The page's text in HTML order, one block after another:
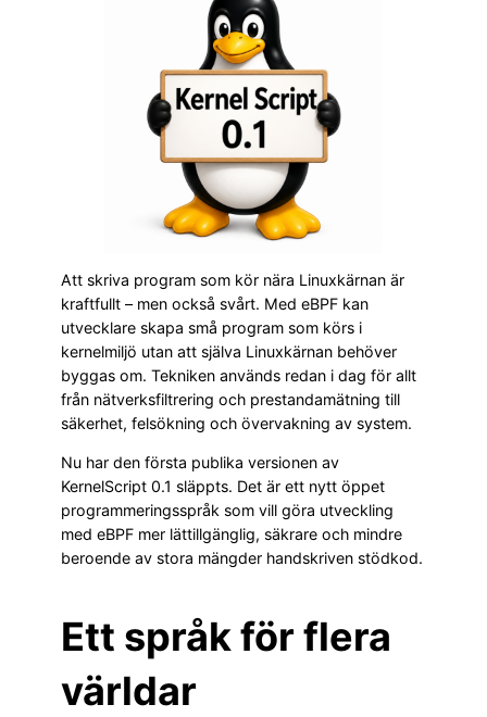
Att skriva program som kör nära Linuxkärnan är
kraftfullt – men också svårt. Med eBPF kan
utvecklare skapa små program som körs i
kernelmiljö utan att själva Linuxkärnan behöver
byggas om. Tekniken används redan i dag för allt
från nätverksfiltrering och prestandamätning till
säkerhet, felsökning och övervakning av system.
Nu har den första publika versionen av
KernelScript 0.1 släppts. Det är ett nytt öppet
programmeringsspråk som vill göra utveckling
med eBPF mer lättillgänglig, säkrare och mindre
beroende av stora mängder handskriven stödkod.
Ett språk för flera
världar